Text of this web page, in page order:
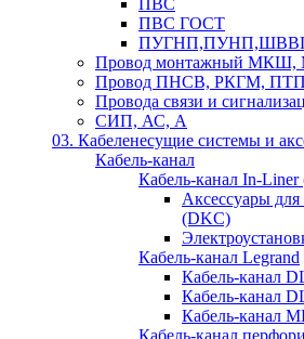
ПВС ГОСТ
Провод монтажный
Провод ПНСВ, РКГМ,
Провода связи и
СИП, АС, А
03. Кабеленесущие системы и
Кабель-канал
Кабель-канал In-
Аксессуары для
(DKC)
Кабель-канал Legrand
Кабель-канал
Кабель-канал
Кабель-канал
Кабель-канал